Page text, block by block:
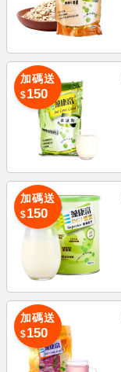
加碼送
$150
加碼送
$150
加碼送
$150